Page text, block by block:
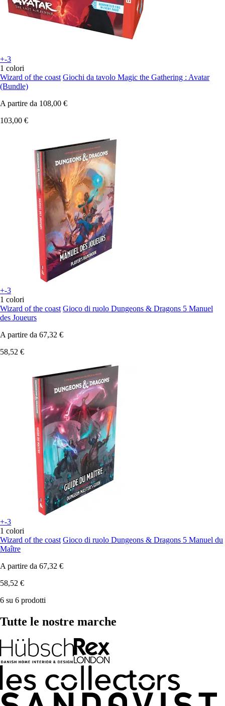
+-3
1 colori
Wizard of the coast Giochi da tavolo Magic the Gathering : Avatar
(Bundle)
A partire da 108,00 €
103,00 €
+-3
1 colori
Wizard of the coast Gioco di ruolo Dungeons & Dragons 5 Manuel
des Joueurs
A partire da 67,32 €
58,52 €
+-3
1 colori
Wizard of the coast Gioco di ruolo Dungeons & Dragons 5 Manuel du
Maître
A partire da 67,32 €
58,52 €
6 su 6 prodotti
Tutte le nostre marche